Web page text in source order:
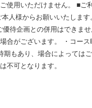
使用いただけません。 ■ご
人様からお願いいたします
待企画との併用はできませ
合がございます。 ・コース
もあり、場合によっては
不可となります。